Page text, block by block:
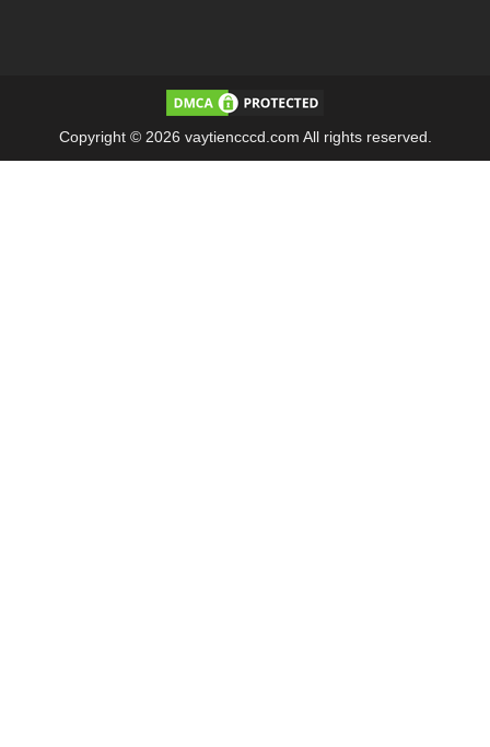
Copyright © 2026 vaytiencccd.com All rights reserved.